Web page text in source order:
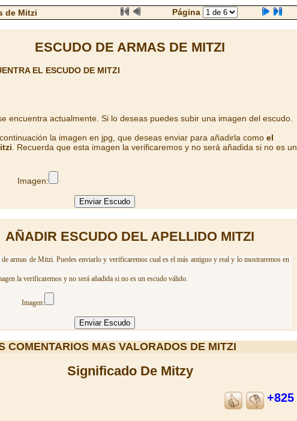
de Mitzi Página
ESCUDO DE ARMAS DE MITZI
EL ESCUDO DE MITZI
encuentra actualmente. Si lo deseas puedes subir una imagen del escudo.
la imagen en jpg, que deseas enviar para añadirla como el
. Recuerda que esta imagen la verificaremos y no será añadida si no es un
Imagen:
AÑADIR ESCUDO DEL APELLIDO MITZI
armas de Mitzi. Puedes enviarlo y verificaremos cual es el más antiguo y real y lo mostraremos en
la verificaremos y no será añadida si no es un escudo válido.
Imagen:
COMENTARIOS MAS VALORADOS DE MITZI
Significado De Mitzy
+825